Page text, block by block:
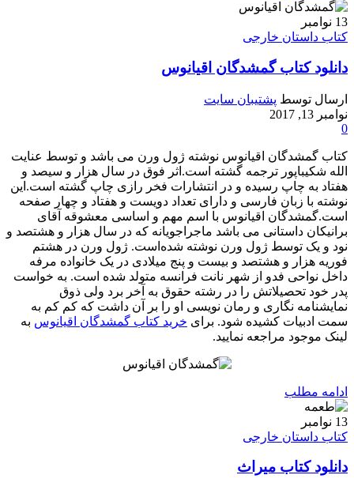
13 نوامبر
کتاب داستان خارجی
دانلود کتاب گمشدگان اقیانوس
ارسال توسط پشتیبان سایت
نوامبر 13, 2017
0
کتاب گمشدگان اقیانوس نوشته ژول ورن می باشد و توسط عنایت
الله شکیباپور ترجمه گشته است.اثر فوق در سال هزار و سیصد و
هفتاد به چاپ رسیده و در انتشارات فخر رازی چاپ گشته است.این
نوشته با زبان فارسی و دارای تعداد دویست و هفتاد و چهار صفحه
است.گمشدگان اقیانوس با اسم مهم و اساسی معشوقه آقای
برانیکان داستانی می باشد ماجراجویانه که در سال هزار و هشتصد و
نود و یک توسط ژول ورن نوشته شده‌است. ژول ورن در هشتم
فوریه هزار و هشتصد و بیست و پنج میلادی در یک خانواده مرفه
داخل نواحی فدو از شهر نانت فرانسه متولد شده است. به خواست
پدر خود تحصیلاتش را در رشته حقوق به آخر برد ولی ذوق
نمایشنامه‌ نگاری و رمان‌ نویسی او را بر آن داشت که کم‌ کم به
سمت ادبیات کشیده شود. برای خرید کتاب گمشدگان اقیانوس به
لینک موجود مراجعه نمایید.
ادامه مطلب
13 نوامبر
کتاب داستان خارجی
دانلود کتاب میراث